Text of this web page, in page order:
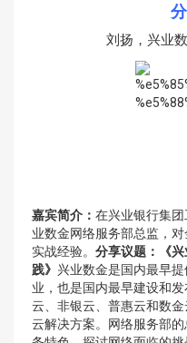
刘扬，兴业
嘉宾简介： 在兴业银行集
业数金网络服务部总监，
实战经验。 分享议题：
《
践》 兴业数金是国内最早
业，也是国内最早建设和
云、非银云、普惠云和数
云解决方案。网络服务部